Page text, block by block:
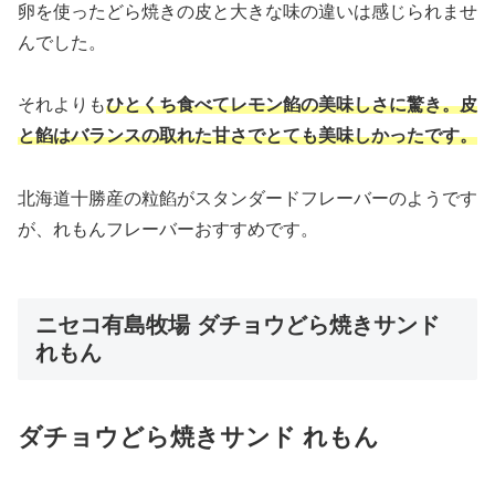
卵を使ったどら焼きの皮と大きな味の違いは感じられませ
んでした。
それよりもひとくち食べてレモン餡の美味しさに驚き。皮
と餡はバランスの取れた甘さでとても美味しかったです。
北海道十勝産の粒餡がスタンダードフレーバーのようです
が、れもんフレーバーおすすめです。
ニセコ有島牧場 ダチョウどら焼きサンド
れもん
ダチョウどら焼きサンド れもん